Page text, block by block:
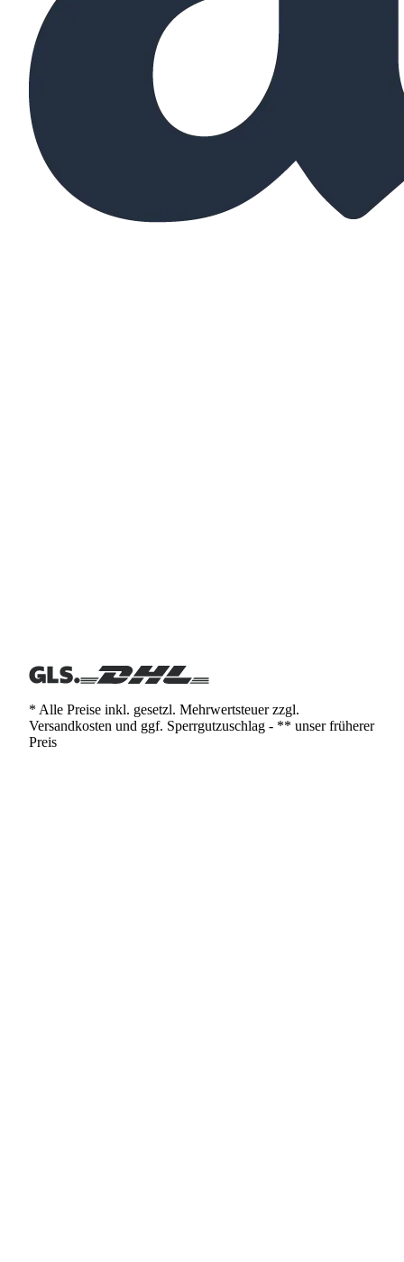
* Alle Preise inkl. gesetzl. Mehrwertsteuer zzgl.
Versandkosten und ggf. Sperrgutzuschlag - ** unser früherer
Preis